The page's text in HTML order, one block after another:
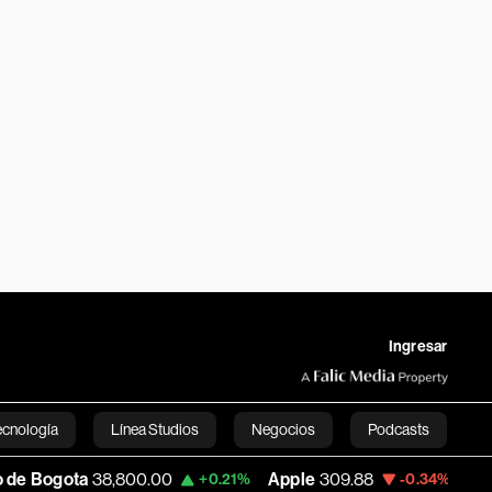
Ingresar
Línea Studios Negocios Podcasts
English+0.21% Apple 309.88 -0.34% USD COP